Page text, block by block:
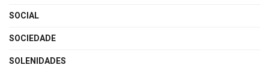
SOCIAL
SOCIEDADE
SOLENIDADES